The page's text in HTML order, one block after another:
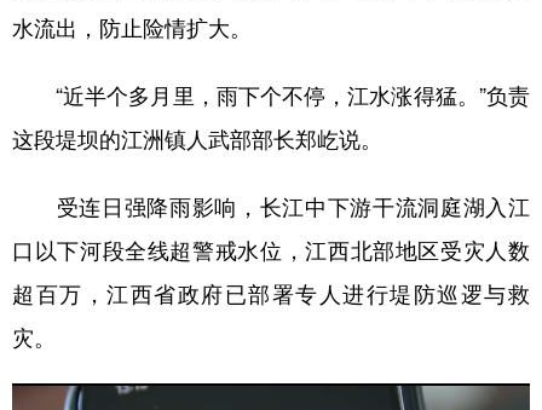
水流出，防止险情扩大。
“近半个多月里，雨下个不停，江水涨得猛。”负责
这段堤坝的江洲镇人武部部长郑屹说。
受连日强降雨影响，长江中下游干流洞庭湖入江
口以下河段全线超警戒水位，江西北部地区受灾人数
超百万，江西省政府已部署专人进行堤防巡逻与救
灾。